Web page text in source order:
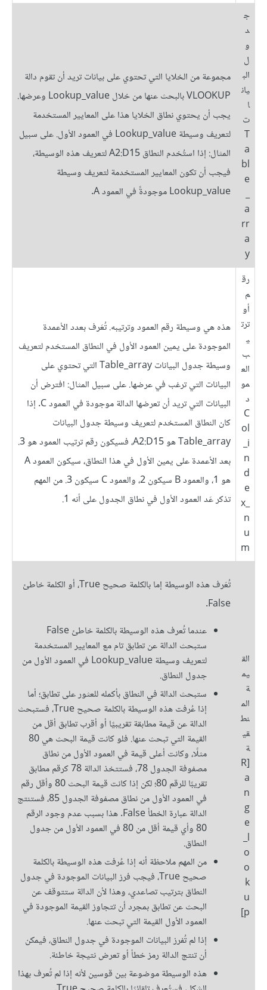
ج
د
و
ل
الب
يان
ا
ت
T
a
bl
e
_
a
rr
a
y
مجموعة من الخلايا التي تحتوي على بيانات تريد أن تقوم دالة
VLOOKUP بالبحث عنها من خلال Lookup_value وعرضها.
يجب أن يحتوي نطاق الخلايا هذا على المعايير المستخدمة
لتعريف وسيطة Lookup_value في العمود الأول. على سبيل
المثال: إذا استُخدم النطاق A2:D15 لتعريف هذه الوسيطة،
فيجب أن تكون المعايير المستخدمة لتعريف وسيطة
Lookup_value موجودةً في العمود A.
رق
م
أو
ترت
ي
ب
الع
مو
د
C
ol
_i
n
d
e
x_
n
u
m
هذه هي وسيطة رقم العمود وترتيبه. تُعَرف بعدد الأعمدة
الموجودة على يمين العمود الأول في النطاق المستخدم لتعريف
وسيطة جدول البيانات Table_array التي تحتوي على
البيانات التي ترغب في عرضها. على سبيل المثال: افترض أن
البيانات التي تريد أن تعرضها الدالة موجودة في العمود C. إذا
كان النطاق المستخدم لتعريف وسيطة جدول البيانات
Table_array هو A2:D15، فسيكون رقم ترتيب العمود هو 3.
بعد الأعمدة على يمين الأول في هذا النطاق، سيكون العمود A
هو 1، والعمود B سيكون 2، والعمود C سيكون 3. من المهم
تذكر عَد العمود الأول في نطاق الجدول على أنه 1.
الق
يم
ة
الم
نط
قي
ة
[R
a
n
g
e
_l
o
o
k
u
p]
تُعَرف هذه الوسيطة إما بالكلمة صحيح True، أو الكلمة خاطئ
False.
عندما تُعرف هذه الوسيطة بالكلمة خاطئ False
ستبحث الدالة عن تطابق تام مع المعايير المستخدمة
لتعريف وسيطة Lookup_value في العمود الأول من
جدول النطاق.
ستبحث الدالة في النطاق بأكمله للعثور على تطابق؛ أما
إذا عُرفت هذه الوسيطة بالكلمة صحيح True، فستبحث
الدالة عن قيمة مطابقة تقريبيًا أو أقرب تطابق أقل من
القيمة التي تبحث عنها. فلو كانت قيمة البحث هي 80
مثلًا، وكانت أعلى قيمة في العمود الأول من نطاق
مصفوفة الجدول 78، فستتخذ الدالة 78 كرقم مطابق
تقريبًا للرقم 80؛ لكن إذا كانت قيمة البحث 80 وأقل رقم
في العمود الأول من نطاق مصفوفة الجدول 85، فستنتج
الدالة عبارة الخطأ False. هذا بسبب عدم وجود الرقم
80 وأي قيمة أقل من 80 في العمود الأول من جدول
النطاق.
من المهم ملاحظة أنه إذا عُرفت هذه الوسيطة بالكلمة
صحيح True، فيجب فرز البيانات الموجودة في جدول
النطاق بترتيب تصاعدي، وهذا لأن الدالة ستتوقف عن
البحث عن تطابق بمجرد أن تتجاوز القيمة الموجودة في
العمود الأول القيمة التي تبحث عنها.
إذا لم تُفرز البيانات الموجودة في جدول النطاق، فيمكن
أن تنتج الدالة رمز خطأ أو تعرض نتيجة خاطئة.
هذه الوسيطة موضوعة بين قوسين لأنه إذا لم تُعرف بهذا